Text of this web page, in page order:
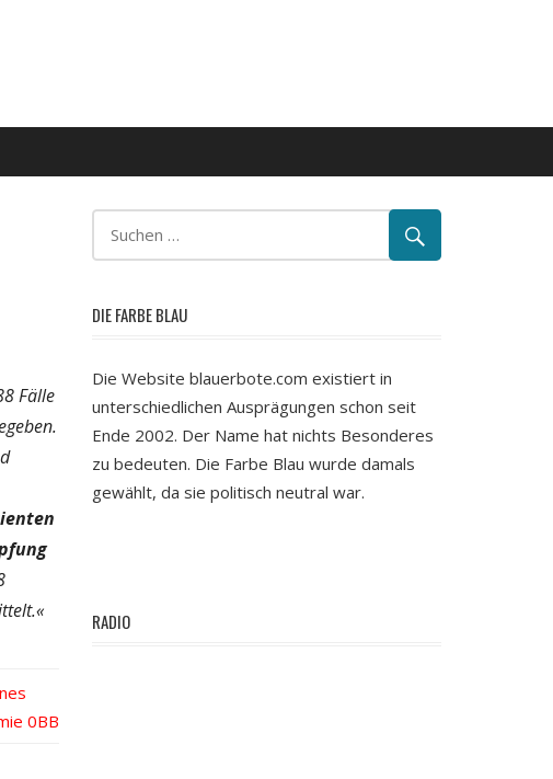
Fälle
DIE FARBE BLAU
Die Website blauerbote.com existiert in
unterschiedlichen Ausprägungen schon seit
Ende 2002. Der Name hat nichts Besonderes
zu bedeuten. Die Farbe Blau wurde damals
gewählt, da sie politisch neutral war.
RADIO